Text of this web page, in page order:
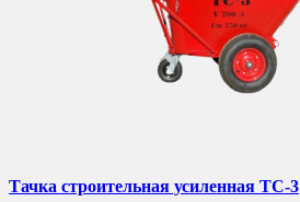
Тачка строительная усиленная ТС-3